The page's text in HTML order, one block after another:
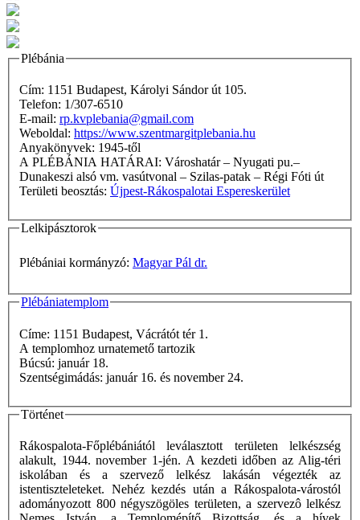
Plébánia
Cím: 1151 Budapest, Károlyi Sándor út 105.
Telefon: 1/307-6510
E-mail: rp.kvplebania@gmail.com
Weboldal: https://www.szentmargitplebania.hu
Anyakönyvek: 1945-től
A PLÉBÁNIA HATÁRAI: Városhatár – Nyugati pu.–
Dunakeszi alsó vm. vasútvonal – Szilas-patak – Régi Fóti út
Területi beosztás: Újpest-Rákospalotai Espereskerület
Lelkipásztorok
Plébániai kormányzó: Magyar Pál dr.
Plébániatemplom
Címe: 1151 Budapest, Vácrátót tér 1.
A templomhoz urnatemető tartozik
Búcsú: január 18.
Szentségimádás: január 16. és november 24.
Történet
Rákospalota-Főplébániától leválasztott területen lelkészség
alakult, 1944. november 1-jén. A kezdeti időben az Alig-téri
iskolában és a szervező lelkész lakásán végezték az
istentiszteleteket. Nehéz kezdés után a Rákospalota-várostól
adományozott 800 négyszögöles területen, a szervezô lelkész